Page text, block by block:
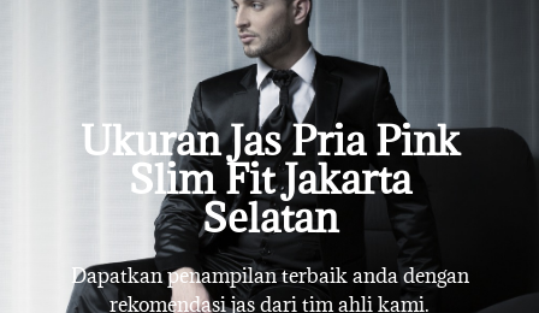
Ukuran Jas Pria Pink
Slim Fit Jakarta
Selatan
Dapatkan penampilan terbaik anda dengan
rekomendasi jas dari tim ahli kami.